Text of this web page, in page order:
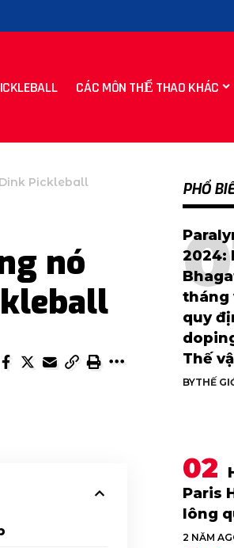
CÁC MÔN THỂ THAO KHÁC
Pickleball
nó
PHỔ
2024:
tháng
quy
Thế
BYTHẾ
Paris
lông
2 NĂM